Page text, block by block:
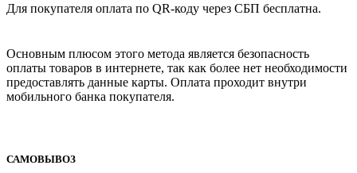
Для покупателя оплата по QR-коду через СБП бесплатна.
Основным плюсом этого метода является безопасность
оплаты товаров в интернете, так как более нет необходимости
предоставлять данные карты. Оплата проходит внутри
мобильного банка покупателя.
САМОВЫВОЗ